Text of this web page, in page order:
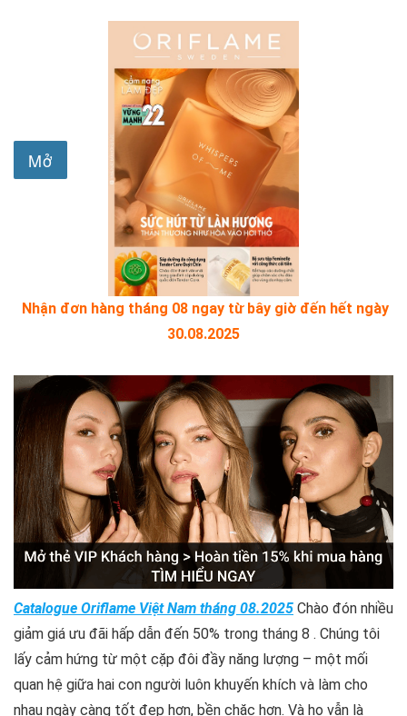
Nhận đơn hàng tháng 08 ngay từ bây giờ đến hết ngày
30.08.2025
Catalogue Oriflame Việt Nam tháng 08.2025 Chào đón nhiều
giảm giá ưu đãi hấp dẫn đến 50% trong tháng 8 . Chúng tôi
lấy cảm hứng từ một cặp đôi đầy năng lượng – một mối
quan hệ giữa hai con người luôn khuyến khích và làm cho
nhau ngày càng tốt đẹp hơn, bền chặc hơn. Và họ vẫn là